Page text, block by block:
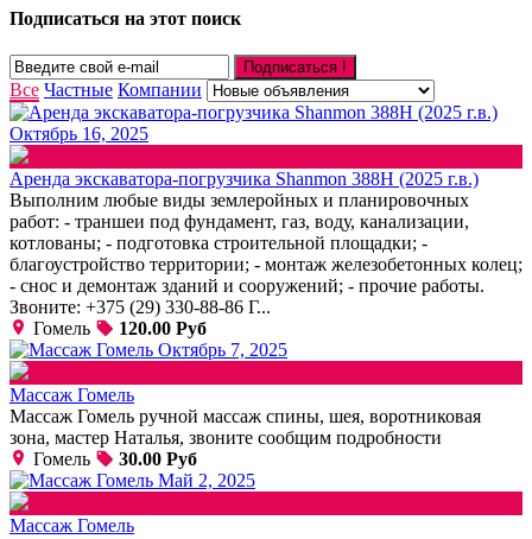
Подписаться на этот поиск
Подписаться !
Все Частные Компании
Октябрь 16, 2025
Аренда экскаватора-погрузчика Shanmon 388H (2025 г.в.)
Выполним любые виды землеройных и планировочных
работ: - траншеи под фундамент, газ, воду, канализации,
котлованы; - подготовка строительной площадки; -
благоустройство территории; - монтаж железобетонных колец;
- снос и демонтаж зданий и сооружений; - прочие работы.
Звоните: +375 (29) 330-88-86 Г...
Гомель
120.00 Руб
Октябрь 7, 2025
Массаж Гомель
Массаж Гомель ручной массаж спины, шея, воротниковая
зона, мастер Наталья, звоните сообщим подробности
Гомель
30.00 Руб
Май 2, 2025
Массаж Гомель